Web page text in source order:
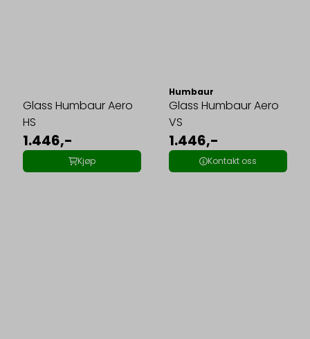
Glass Humbaur Aero
HS
1.446,-
Kjøp
Humbaur
Glass Humbaur Aero
VS
1.446,-
Kontakt oss